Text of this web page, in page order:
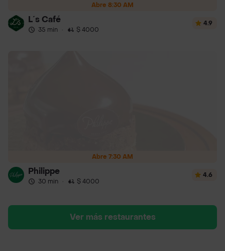
Abre 8:30 AM
L´s Café
35 min · $ 4000
4.9
Abre 7:30 AM
Philippe
30 min · $ 4000
4.6
Ver más restaurantes